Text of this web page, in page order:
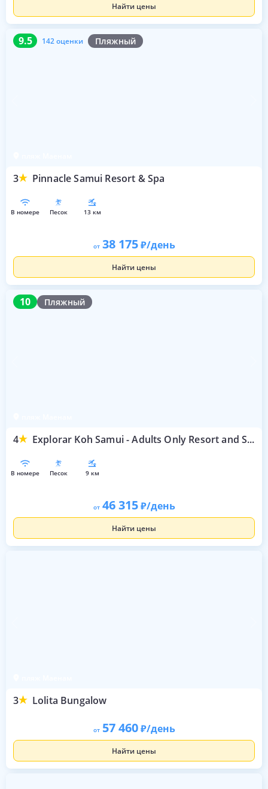
Найти цены
9.5 142 оценки Пляжный
3 Pinnacle Samui Resort & Spa
9.5 142 оценки
в номере песок 13 км
от 38 175 /день
Найти цены
10 Пляжный
4 Explorar Koh Samui - Adults Only Resort and Spa
10
в номере песок 9 км
от 46 315 /день
Найти цены
3 Lolita Bungalow
от 57 460 /день
Найти цены